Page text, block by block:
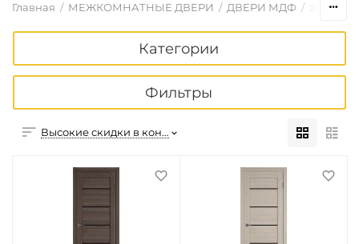
Главная / МЕЖКОМНАТНЫЕ ДВЕРИ / ДВЕРИ МДФ / эконом
Категории
Фильтры
Высокие скидки в конце